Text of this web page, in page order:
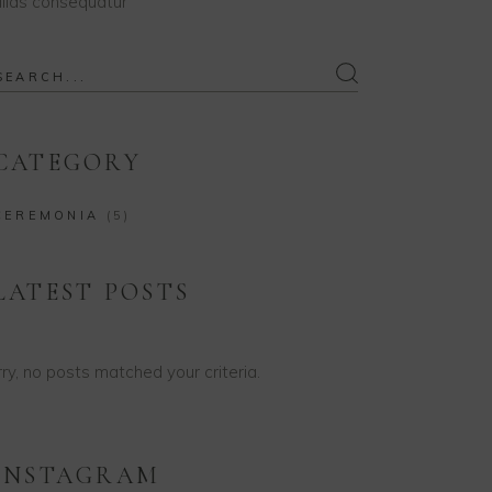
(5)
POSTS
no posts matched your criteria.